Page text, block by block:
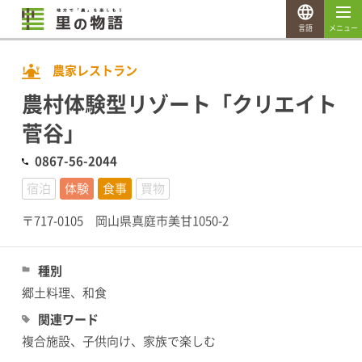
農家レストラン
農村体験型リゾート「クリエイト
菅谷」
0867-56-2044
宿泊
体験 食事
買物
〒717-0105 岡山県真庭市美甘1050-2
種別
郷土料理、和食
関連ワード
複合施設、子供向け、家族で楽しむ
メニュー
言語